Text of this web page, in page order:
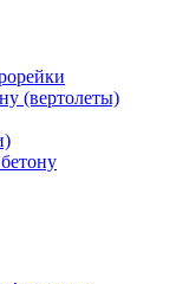
(вертолеты)